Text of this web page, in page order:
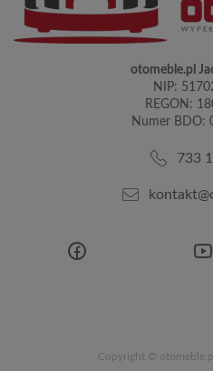
otomeble.pl
NIP:
REGON:
Numer BDO:
733
Copyright ©